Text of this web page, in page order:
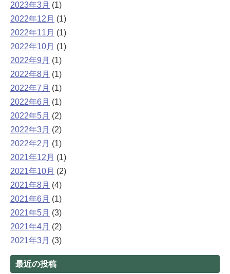
2023年3月 (1)
2022年12月 (1)
2022年11月 (1)
2022年10月 (1)
2022年9月 (1)
2022年8月 (1)
2022年7月 (1)
2022年6月 (1)
2022年5月 (2)
2022年3月 (2)
2022年2月 (1)
2021年12月 (1)
2021年10月 (2)
2021年8月 (4)
2021年6月 (1)
2021年5月 (3)
2021年4月 (2)
2021年3月 (3)
最近の投稿